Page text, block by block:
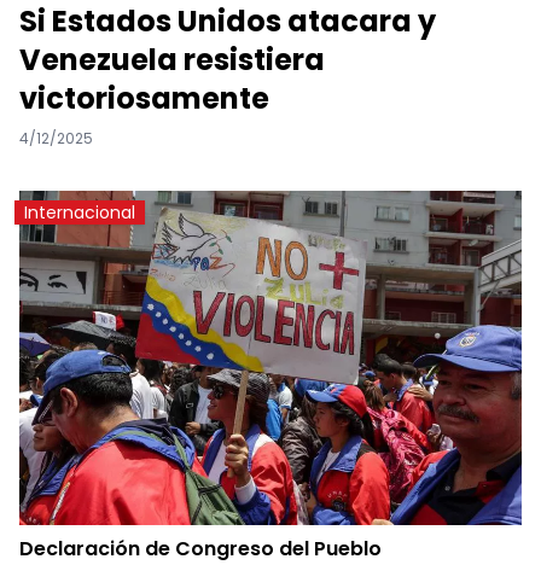
Si Estados Unidos atacara y
Venezuela resistiera
victoriosamente
4/12/2025
Internacional
Declaración de Congreso del Pueblo